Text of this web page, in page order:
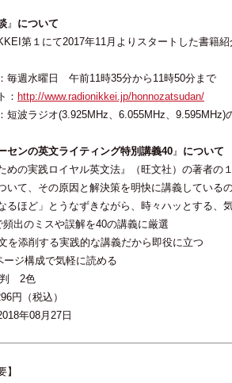
』 について
第１にて2017年11月よりスタートした書籍
毎週水曜日 午前11時35分から11時50分まで
： http://www.radionikkei.jp/honnozatsudan/
短波ラジオ(3.925MHz、6.055MHz、9.595MHz)
センの英文ライティング特別講義40』 について
めの実践ロイヤル英文法』（旺文社）の著者
いて、その原因と解決策を明快に講義している
るほど」とうなずきながら、時々ハッとする、
頻出のミスや誤解を40の講義に厳選
を添削する実践的な講義だから即役に立つ
ージ構成で気軽に読める
判 2色
円（税込）
年08月27日
】